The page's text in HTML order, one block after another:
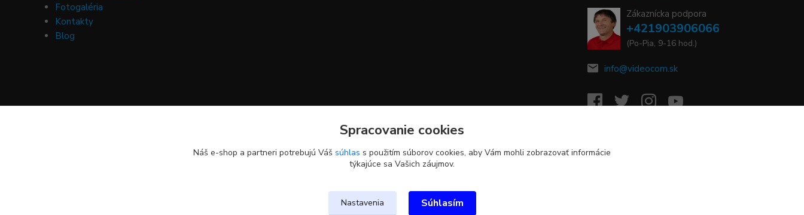
Fotogaléria
Kontakty
Blog
Zákaznícka podpora
+421903906066
(Po-Pia, 9-16 hod.)
info@videocom.sk
Spracovanie cookies
Náš e-shop a partneri potrebujú Váš súhlas s použitím súborov cookies, aby Vám mohli zobrazovať informácie
týkajúce sa Vašich záujmov.
Nastavenia Súhlasím